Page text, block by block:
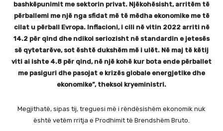
bashkëpunimit me sektorin privat. Njëkohësisht, arritëm të
përballemi me një nga sfidat më të mëdha ekonomike me të
cilat u përball Evropa. Inflacioni, i cili në vitin 2022 arriti në
14.2 për qind dhe ndikoi seriozisht në standardin e jetesës
së qytetarëve, sot është dukshëm më i ulët. Në maj të këtij
viti ai ishte 4.8 për qind, në një kohë kur bota ende përballet
me pasiguri dhe pasojat e krizës globale energjetike dhe
ekonomike”, theksoi kryeministri.
Megjithatë, sipas tij, treguesi më i rëndësishëm ekonomik nuk
është vetëm rritja e Prodhimit të Brendshëm Bruto.